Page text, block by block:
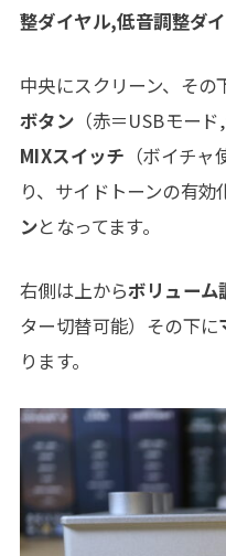
整ダイヤル,低音調整ダイ
中央にスクリーン、その
ボタン （赤＝USBモー
MIXスイッチ （ボイチ
り、サイドトーンの有効
ンとなってます。
右側は上からボリューム
ター切替可能）その下に
ります。